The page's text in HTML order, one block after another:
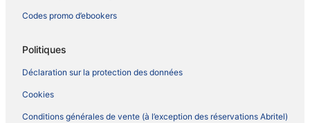
Codes promo d’ebookers
Politiques
Déclaration sur la protection des données
Cookies
Conditions générales de vente (à l’exception des réservations Abritel)